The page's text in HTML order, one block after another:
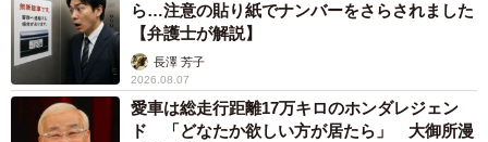
ら…注意の貼り紙でナンバーをさらされました
【弁護士が解説】
長澤 芳子
2026.08.07
愛車は総走行距離17万キロのホンダレジェン
ド 「どなたか欲しい方が居たら」 大御所漫